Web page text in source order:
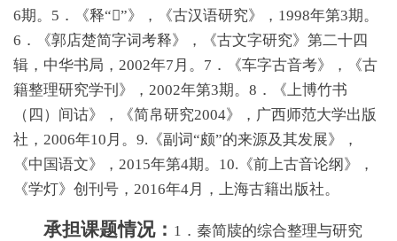
6期。5．《释“𧰲”》，《古汉语研究》，1998年第3期。
6．《郭店楚简字词考释》，《古文字研究》第二十四
辑，中华书局，2002年7月。7．《车字古音考》，《古
籍整理研究学刊》，2002年第3期。8．《上博竹书
（四）间诂》，《简帛研究2004》，广西师范大学出版
社，2006年10月。9.《副词“颇”的来源及其发展》，
《中国语文》，2015年第4期。10.《前上古音论纲》，
《学灯》创刊号，2016年4月，上海古籍出版社。
承担课题情况： 1．秦简牍的综合整理与研究